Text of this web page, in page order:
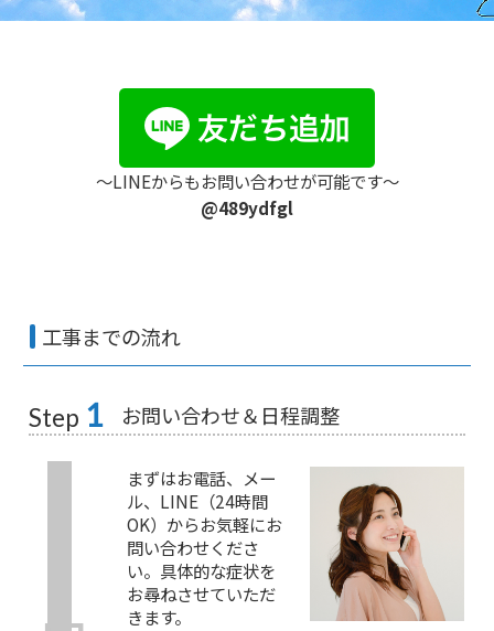
〜LINEからもお問い合わせが可能です〜
@489ydfgl
工事までの流れ
Step 1 お問い合わせ＆日程調整
まずはお電話、メー
ル、LINE（24時間
OK）からお気軽にお
問い合わせくださ
い。具体的な症状を
お尋ねさせていただ
きます。